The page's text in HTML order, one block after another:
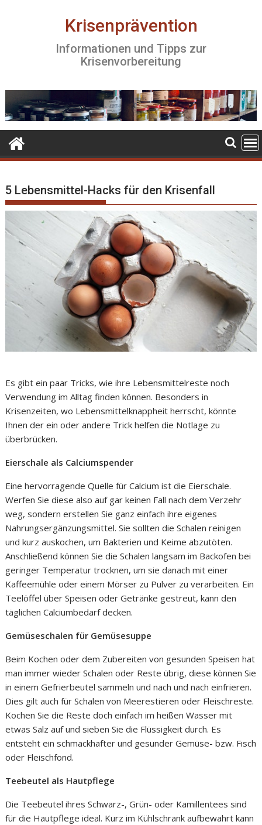
t
n
Krisenprävention
Informationen und Tipps zur
Krisenvorbereitung
5 Lebensmittel-Hacks für den Krisenfall
Es gibt ein paar Tricks, wie ihre Lebensmittelreste noch
Verwendung im Alltag finden können. Besonders in
Krisenzeiten, wo Lebensmittelknappheit herrscht, könnte
Ihnen der ein oder andere Trick helfen die Notlage zu
überbrücken.
Eierschale als Calciumspender
Eine hervorragende Quelle für Calcium ist die Eierschale.
Werfen Sie diese also auf gar keinen Fall nach dem Verzehr
weg, sondern erstellen Sie ganz einfach ihre eigenes
Nahrungsergänzungsmittel. Sie sollten die Schalen reinigen
und kurz auskochen, um Bakterien und Keime abzutöten.
Anschließend können Sie die Schalen langsam im Backofen bei
geringer Temperatur trocknen, um sie danach mit einer
Kaffeemühle oder einem Mörser zu Pulver zu verarbeiten. Ein
Teelöffel über Speisen oder Getränke gestreut, kann den
täglichen Calciumbedarf decken.
Gemüseschalen für Gemüsesuppe
Beim Kochen oder dem Zubereiten von gesunden Speisen hat
man immer wieder Schalen oder Reste übrig, diese können Sie
in einem Gefrierbeutel sammeln und nach und nach einfrieren.
Dies gilt auch für Schalen von Meerestieren oder Fleischreste.
Kochen Sie die Reste doch einfach im heißen Wasser mit
etwas Salz auf und sieben Sie die Flüssigkeit durch. Es
entsteht ein schmackhafter und gesunder Gemüse- bzw. Fisch
oder Fleischfond.
Teebeutel als Hautpflege
Die Teebeutel ihres Schwarz-, Grün- oder Kamillentees sind
für die Hautpflege ideal. Kurz im Kühlschrank aufbewahrt kann